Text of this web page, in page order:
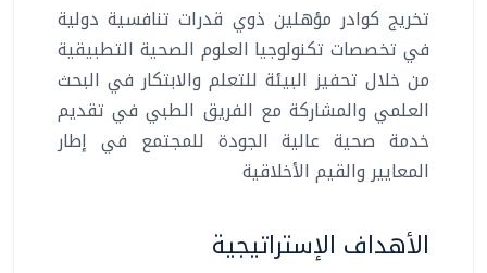
تخريج كوادر مؤهلين ذوي قدرات تنافسية دولية
في تخصصات تكنولوجيا العلوم الصحية التطبيقية
من خلال تحفيز البيئة للتعلم والابتكار في البحث
العلمي والمشاركة مع الفريق الطبي في تقديم
خدمة صحية عالية الجودة للمجتمع في إطار
المعايير والقيم الأخلاقية
الأهداف الإستراتيجية